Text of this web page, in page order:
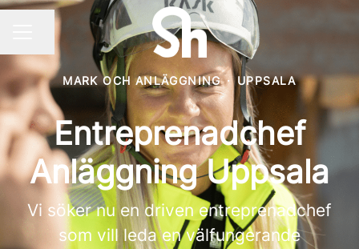
KARRIÄRMENY
Dela sidan
MARK OCH ANLÄGGNING · UPPSALA
Entreprenadchef
Anläggning Uppsala
Vi söker nu en driven entreprenadchef
som vill leda en välfungerande